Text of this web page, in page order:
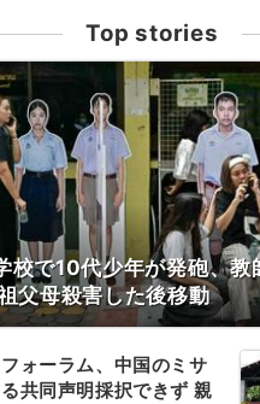
Top stories
校で10代少年が発砲、教
父母殺害した後移動
ォーラム、中国のミサ
共同声明採択できず 親